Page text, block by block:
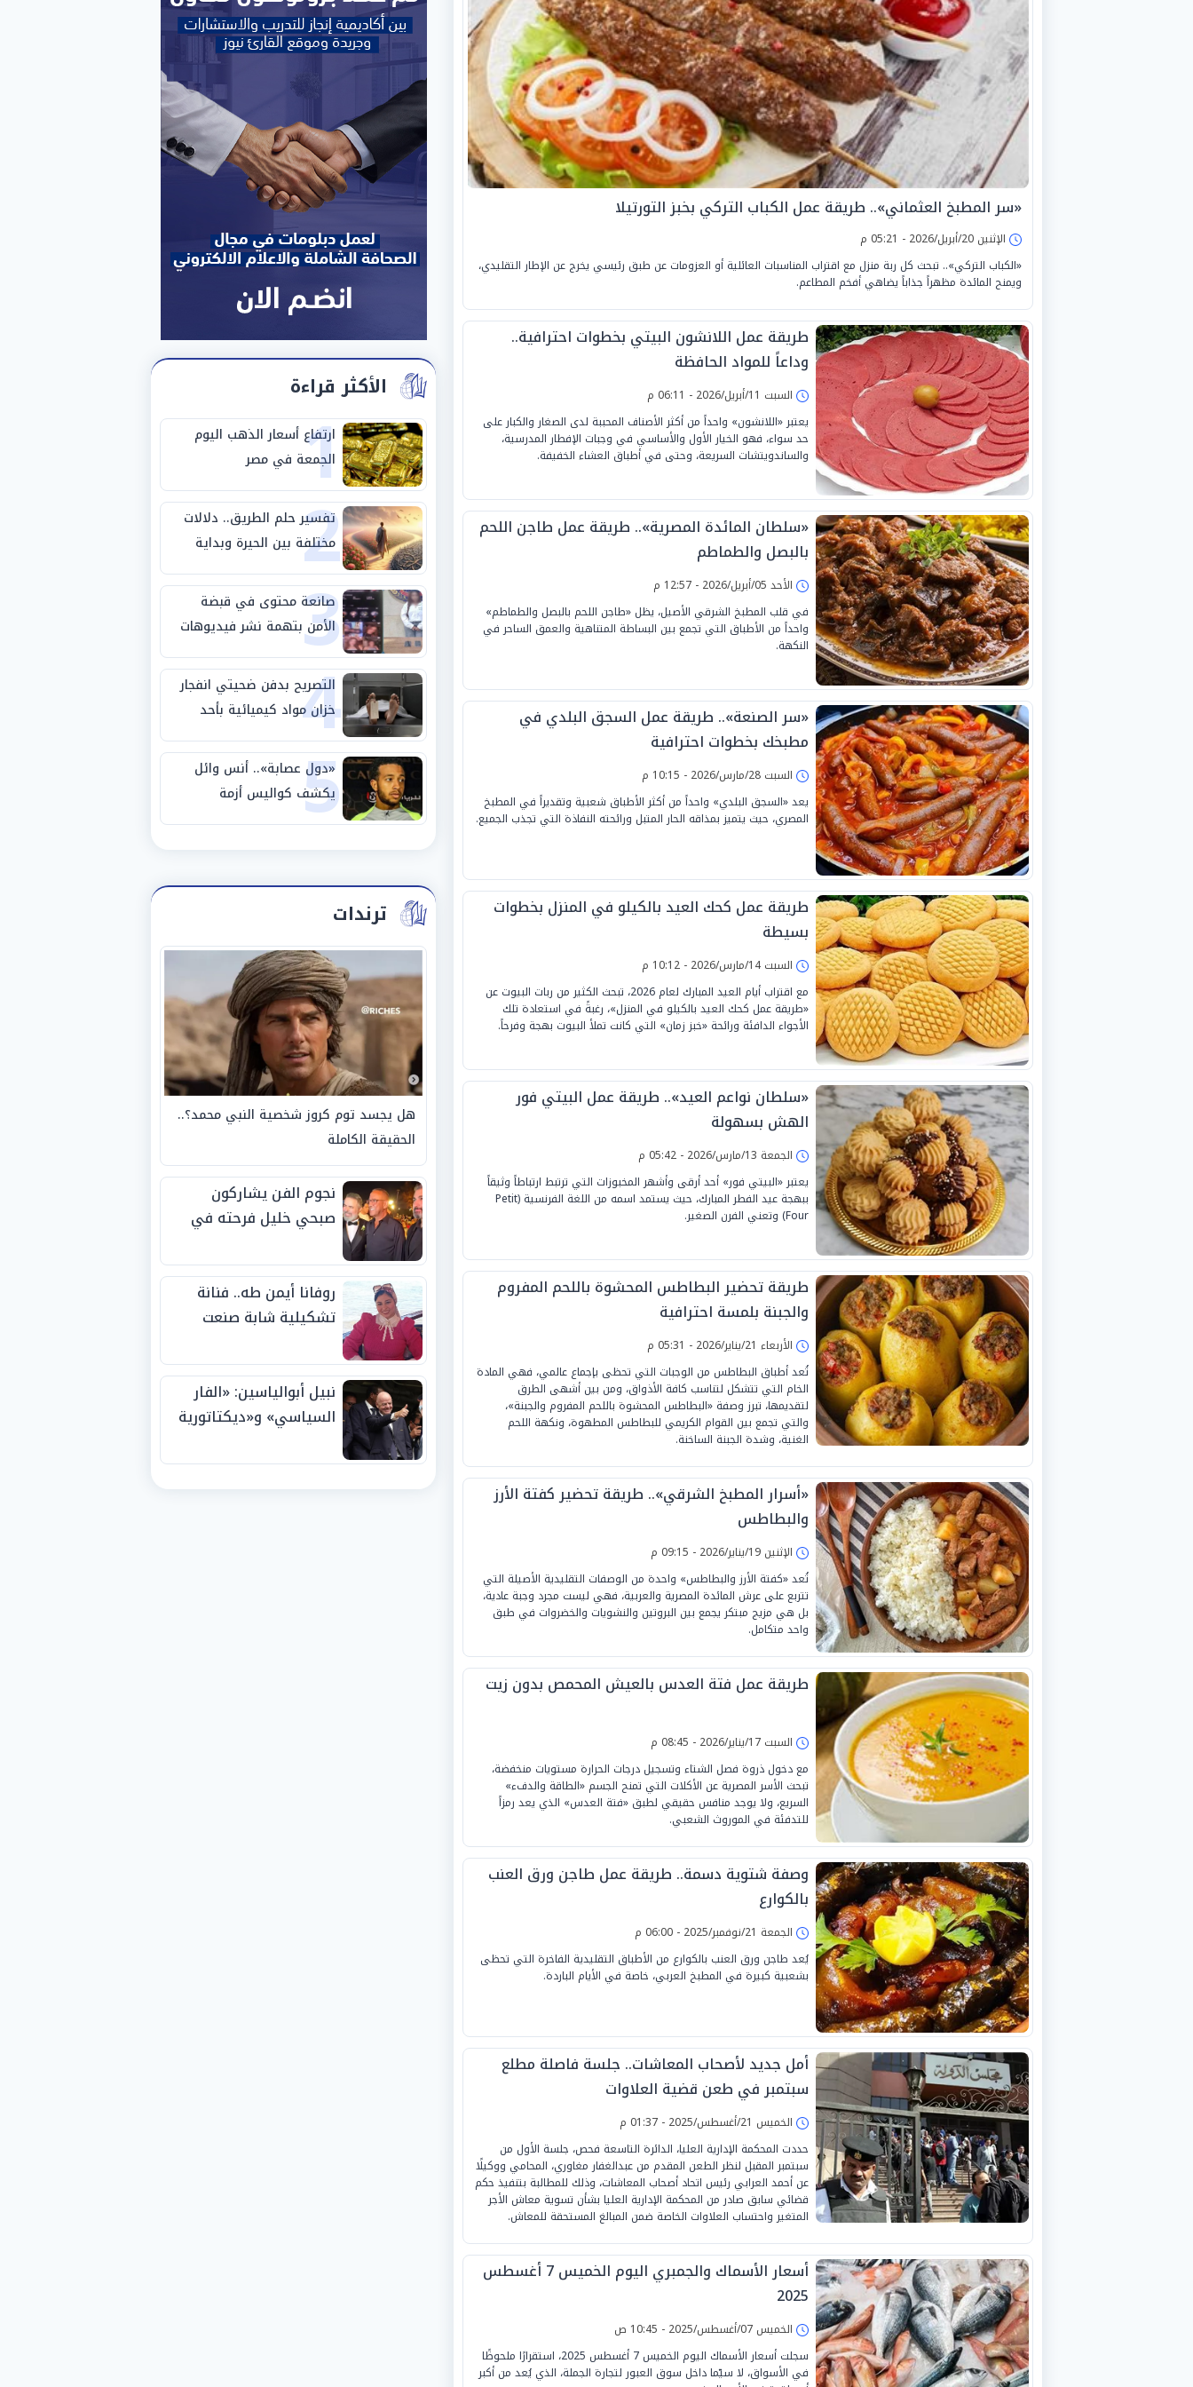
«سر المطبخ العثماني».. طريقة عمل الكباب التركي بخبز التورتيلا
الإثنين 20/أبريل/2026 - 05:21 م
«الكباب التركي».. تبحث كل ربة منزل مع اقتراب المناسبات العائلية أو العزومات عن طبق رئيسي يخرج عن الإطار التقليدي،
ويمنح المائدة مظهراً جذاباً يضاهي أفخم المطاعم.
طريقة عمل اللانشون البيتي بخطوات احترافية..
وداعاً للمواد الحافظة
السبت 11/أبريل/2026 - 06:11 م
يعتبر «اللانشون» واحداً من أكثر الأصناف المحببة لدى الصغار والكبار على
حد سواء، فهو الخيار الأول والأساسي في وجبات الإفطار المدرسية،
والساندويتشات السريعة، وحتى في أطباق العشاء الخفيفة.
«سلطان المائدة المصرية».. طريقة عمل طاجن اللحم
بالبصل والطماطم
الأحد 05/أبريل/2026 - 12:57 م
في قلب المطبخ الشرقي الأصيل، يظل «طاجن اللحم بالبصل والطماطم»
واحداً من الأطباق التي تجمع بين البساطة المتناهية والعمق الساحر في
النكهة.
«سر الصنعة».. طريقة عمل السجق البلدي في
مطبخك بخطوات احترافية
السبت 28/مارس/2026 - 10:15 م
يعد «السجق البلدي» واحداً من أكثر الأطباق شعبية وتقديراً في المطبخ
المصري، حيث يتميز بمذاقه الحار المتبل ورائحته النفاذة التي تجذب الجميع.
طريقة عمل كحك العيد بالكيلو في المنزل بخطوات
بسيطة
السبت 14/مارس/2026 - 10:12 م
مع اقتراب أيام العيد المبارك لعام 2026، تبحث الكثير من ربات البيوت عن
«طريقة عمل كحك العيد بالكيلو في المنزل»، رغبةً في استعادة تلك
الأجواء الدافئة ورائحة «خبز زمان» التي كانت تملأ البيوت بهجة وفرحاً.
«سلطان نواعم العيد».. طريقة عمل البيتي فور
الهش بسهولة
الجمعة 13/مارس/2026 - 05:42 م
يعتبر «البيتي فور» أحد أرقى وأشهر المخبوزات التي ترتبط ارتباطاً وثيقاً
ببهجة عيد الفطر المبارك، حيث يستمد اسمه من اللغة الفرنسية (Petit
Four) وتعني الفرن الصغير.
طريقة تحضير البطاطس المحشوة باللحم المفروم
والجبنة بلمسة احترافية
الأربعاء 21/يناير/2026 - 05:31 م
تُعد أطباق البطاطس من الوجبات التي تحظى بإجماع عالمي، فهي المادة
الخام التي تتشكل لتناسب كافة الأذواق، ومن بين أشهى الطرق
لتقديمها، تبرز وصفة «البطاطس المحشوة باللحم المفروم والجبنة»،
والتي تجمع بين القوام الكريمي للبطاطس المطهوة، ونكهة اللحم
الغنية، وشدة الجبنة الساخنة.
«أسرار المطبخ الشرقي».. طريقة تحضير كفتة الأرز
والبطاطس
الإثنين 19/يناير/2026 - 09:15 م
تُعد «كفتة الأرز والبطاطس» واحدة من الوصفات التقليدية الأصيلة التي
تتربع على عرش المائدة المصرية والعربية، فهي ليست مجرد وجبة عادية،
بل هي مزيج مبتكر يجمع بين البروتين والنشويات والخضروات في طبق
واحد متكامل.
طريقة عمل فتة العدس بالعيش المحمص بدون زيت
السبت 17/يناير/2026 - 08:45 م
مع دخول ذروة فصل الشتاء وتسجيل درجات الحرارة مستويات منخفضة،
تبحث الأسر المصرية عن الأكلات التي تمنح الجسم «الطاقة والدفء»
السريع، ولا يوجد منافس حقيقي لطبق «فتة العدس» الذي يعد رمزاً
للتدفئة في الموروث الشعبي.
وصفة شتوية دسمة.. طريقة عمل طاجن ورق العنب
بالكوارع
الجمعة 21/نوفمبر/2025 - 06:00 م
يُعد طاجن ورق العنب بالكوارع من الأطباق التقليدية الفاخرة التي تحظى
بشعبية كبيرة في المطبخ العربي، خاصة في الأيام الباردة.
أمل جديد لأصحاب المعاشات.. جلسة فاصلة مطلع
سبتمبر في طعن قضية العلاوات
الخميس 21/أغسطس/2025 - 01:37 م
حددت المحكمة الإدارية العليا، الدائرة التاسعة فحص، جلسة الأول من
سبتمبر المقبل لنظر الطعن المقدم من عبدالغفار مغاوري، المحامي ووكيلًا
عن أحمد العرابي رئيس اتحاد أصحاب المعاشات، وذلك للمطالبة بتنفيذ حكم
قضائي سابق صادر من المحكمة الإدارية العليا بشأن تسوية معاش الأجر
المتغير واحتساب العلاوات الخاصة ضمن المبالغ المستحقة للمعاش.
أسعار الأسماك والجمبري اليوم الخميس 7 أغسطس
2025
الخميس 07/أغسطس/2025 - 10:45 ص
سجلت أسعار الأسماك اليوم الخميس 7 أغسطس 2025، استقرارًا ملحوظًا
في الأسواق، لا سيّما داخل سوق العبور لتجارة الجملة، الذي يُعد من أكبر
الأكثر قراءة
1
ارتفاع أسعار الذهب اليوم
الجمعة في مصر
2
تفسير حلم الطريق.. دلالات
مختلفة بين الحيرة وبداية
مرحلة جديدة
3
صانعة محتوى في قبضة
الأمن بتهمة نشر فيديوهات
خادشة للحياء
4
التصريح بدفن ضحيتي انفجار
خزان مواد كيميائية بأحد
مصانع الفيوم
5
«دول عصابة».. أنس وائل
يكشف كواليس أزمة
استبعاده المفاجئ من
ترندات
هل يجسد توم كروز شخصية النبي محمد؟..
الحقيقة الكاملة
نجوم الفن يشاركون
صبحي خليل فرحته في
روفانا أيمن طه.. فنانة
تشكيلية شابة صنعت
الجوائز منذ الصغر
نبيل أبوالياسين: «الفار
السياسي» و«ديكتاتورية
الفيفا».. وإقالة